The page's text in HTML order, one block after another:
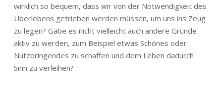
wirklich so bequem, dass wir von der Notwendigkeit des
Überlebens getrieben werden müssen, um uns ins Zeug
zu legen? Gäbe es nicht vielleicht auch andere Gründe
aktiv zu werden, zum Beispiel etwas Schönes oder
Nutzbringendes zu schaffen und dem Leben dadurch
Sinn zu verleihen?